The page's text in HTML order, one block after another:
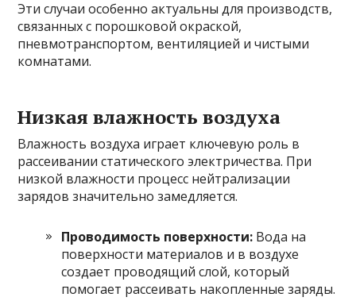
Эти случаи особенно актуальны для производств,
связанных с порошковой окраской,
пневмотранспортом, вентиляцией и чистыми
комнатами.
Низкая влажность воздуха
Влажность воздуха играет ключевую роль в
рассеивании статического электричества. При
низкой влажности процесс нейтрализации
зарядов значительно замедляется.
Проводимость поверхности: Вода на
поверхности материалов и в воздухе
создает проводящий слой, который
помогает рассеивать накопленные заряды.